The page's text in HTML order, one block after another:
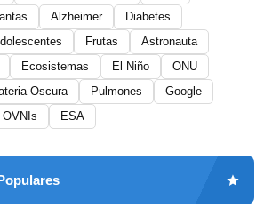
Alzheimer
Diabetes
Frutas
Astronauta
Ecosistemas El Niño
ONU
Oscura Pulmones
Google
OVNIs ESA